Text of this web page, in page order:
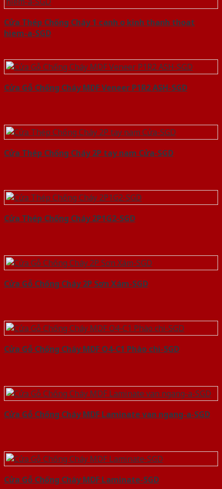
Cửa Thép Chống Cháy 1 canh o kinh thanh thoat
hiem-a-SGD
Cửa Gỗ Chống Cháy MDF Veneer P1R2 ASH-SGD
Cửa Thép Chống Cháy 2P tay nam Cửa-SGD
Cửa Thép Chống Cháy 2P1G2-SGD
Cửa Gỗ Chống Cháy 2P Sơn Xám-SGD
Cửa Gỗ Chống Cháy MDF O4-C1 Phào chi-SGD
Cửa Gỗ Chống Cháy MDF Laminate van ngang-a-SGD
Cửa Gỗ Chống Cháy MDF Laminate-SGD